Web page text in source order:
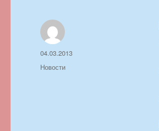
Автор
Опубликовано
04.03.2013
Рубрики
Новости